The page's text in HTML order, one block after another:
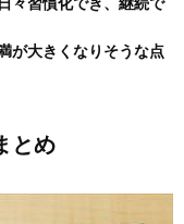
々習慣化でき、継続で
が大きくなりそうな点
とめ